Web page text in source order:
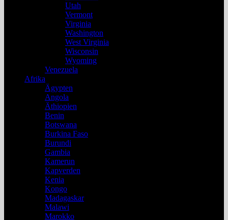
Utah
Vermont
Virginia
Washington
West Virginia
Wisconsin
Wyoming
Venezuela
Afrika
Ägypten
Angola
Äthiopien
Benin
Botswana
Burkina Faso
Burundi
Gambia
Kamerun
Kapverden
Kenia
Kongo
Madagaskar
Malawi
Marokko